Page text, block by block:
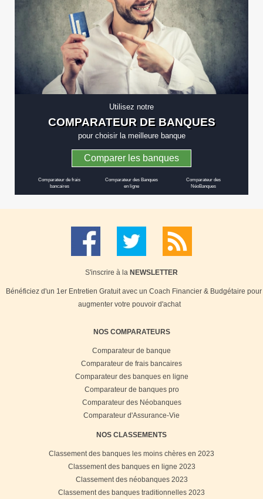
Utilisez notre
COMPARATEUR DE BANQUES
pour choisir la meilleure banque
Comparer les banques
Comparateur de frais
bancaires
Comparateur des Banques
en ligne
Comparateur des
NéoBanques
S'inscrire à la NEWSLETTER
Bénéficiez d'un 1er Entretien Gratuit avec un Coach Financier & Budgétaire pour
augmenter votre pouvoir d'achat
NOS COMPARATEURS
Comparateur de banque
Comparateur de frais bancaires
Comparateur des banques en ligne
Comparateur de banques pro
Comparateur des Néobanques
Comparateur d'Assurance-Vie
NOS CLASSEMENTS
Classement des banques les moins chères en 2023
Classement des banques en ligne 2023
Classement des néobanques 2023
Classement des banques traditionnelles 2023